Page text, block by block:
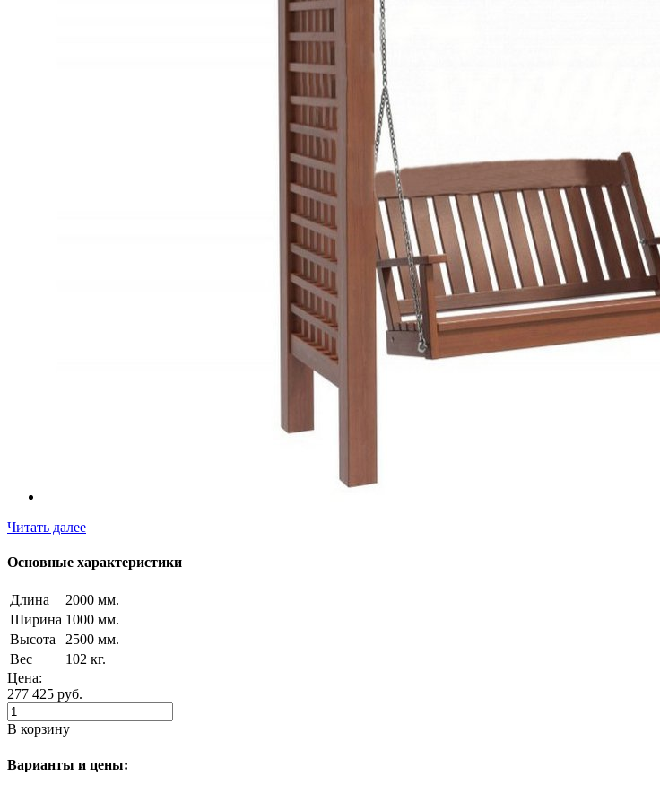
Читать далее
Основные характеристики
Длина
2000 мм.
Ширина 1000 мм.
Высота
2500 мм.
Вес
102 кг.
Цена:
277 425 руб.
В корзину
Варианты и цены: